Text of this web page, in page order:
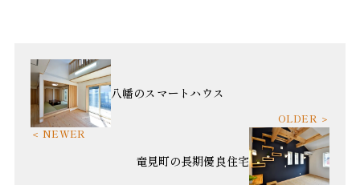
八幡のスマートハウス
竜見町の長期優良住宅